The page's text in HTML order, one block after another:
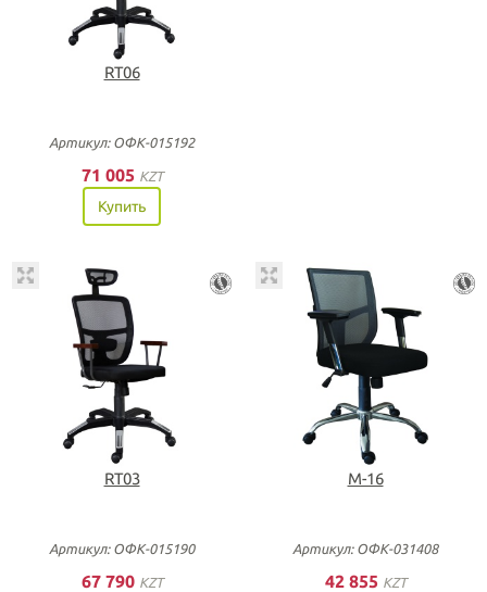
RT06
Артикул: ОФК-015192
71 005 KZT
Купить
RT03
Артикул: ОФК-015190
67 790 KZT
М-16
Артикул: ОФК-031408
42 855 KZT